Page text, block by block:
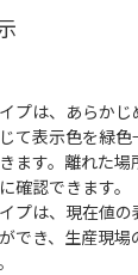
プは、あらか
て表示色を緑
ます。離れた
確認できます。
プは、現在値
でき、生産現